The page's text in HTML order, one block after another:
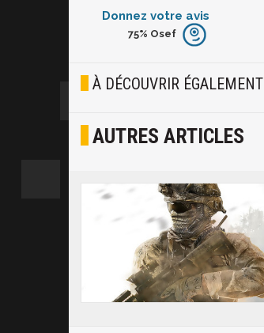
Donnez votre avis
Furieux
Joyeux
75% Osef
À DÉCOUVRIR ÉGALEMENT
AUTRES ARTICLES